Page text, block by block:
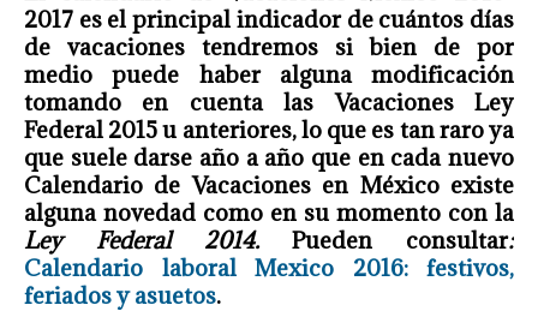
2017 es el principal indicador de cuántos días
de vacaciones tendremos si bien de por
medio puede haber alguna modificación
tomando en cuenta lasVacaciones Ley
Federal 2015u anteriores, lo que es tan raro ya
que suele darse año a año que en cada nuevo
Calendario de Vacacionesen Méxicoexiste
alguna novedad como en su momento con la
Ley Federal 2014.Pueden consultar:
Calendario laboral Mexico 2016: festivos,
feriados y asuetos.